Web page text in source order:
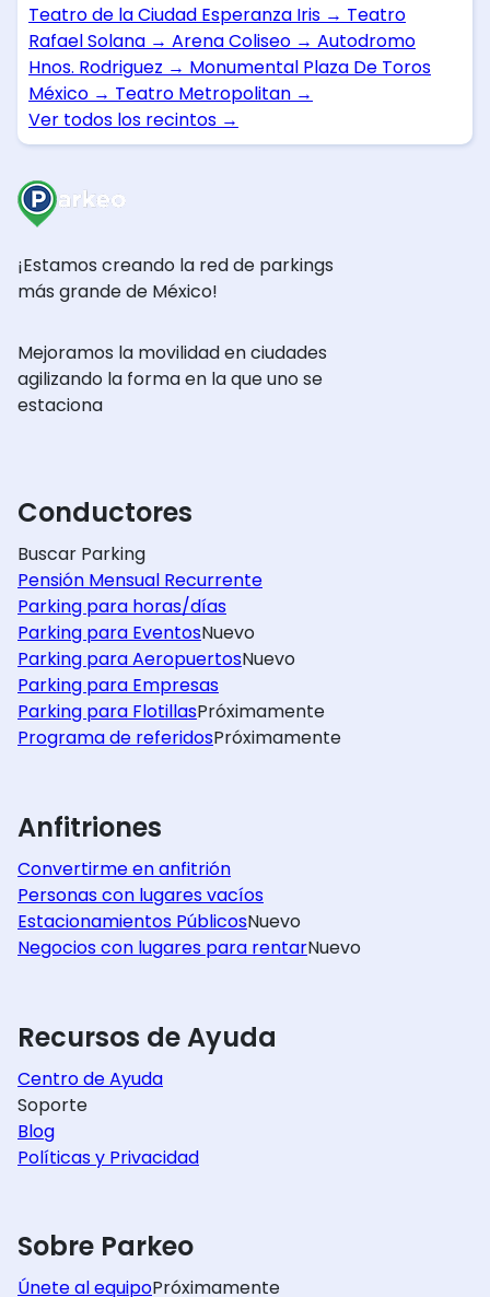
Teatro de la Ciudad Esperanza Iris → Teatro
Rafael Solana → Arena Coliseo → Autodromo
Hnos. Rodriguez → Monumental Plaza De Toros
México → Teatro Metropolitan →
Ver todos los recintos →
¡Estamos creando la red de parkings
más grande de México!
Mejoramos la movilidad en ciudades
agilizando la forma en la que uno se
estaciona
Conductores
Buscar Parking
Pensión Mensual Recurrente
Parking para horas/días
Parking para EventosNuevo
Parking para AeropuertosNuevo
Parking para Empresas
Parking para FlotillasPróximamente
Programa de referidosPróximamente
Anfitriones
Convertirme en anfitrión
Personas con lugares vacíos
Estacionamientos PúblicosNuevo
Negocios con lugares para rentarNuevo
Recursos de Ayuda
Centro de Ayuda
Soporte
Blog
Políticas y Privacidad
Sobre Parkeo
Únete al equipoPróximamente